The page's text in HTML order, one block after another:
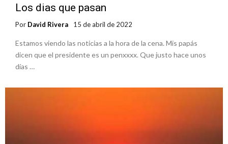
Los dias que pasan
Por David Rivera 15 de abril de 2022
Estamos viendo las noticias a la hora de la cena. Mis papás
dicen que el presidente es un penxxxx. Que justo hace unos
días …